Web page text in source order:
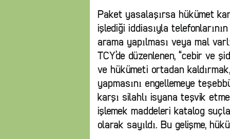
Paket yasalaşırsa hükümet
işlediği iddiasıyla
arama yapılması veya mal
TCY’de düzenlenen, “cebir ve
ve hükümeti ortadan
yapmasını engellemeye
karşı silahlı isyana teşvik
işlemek maddeleri katalog
olarak sayıldı. Bu gelişme,